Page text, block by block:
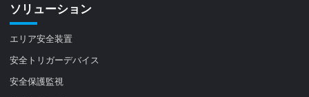
ソリューション
エリア安全装置
安全トリガーデバイス
安全保護監視